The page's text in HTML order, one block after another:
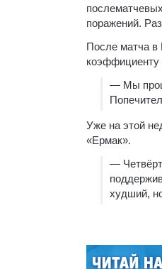
поражений.
После матча в
коэффициенту
— Мы
Уже на этой
«Ермак».
—
худший,